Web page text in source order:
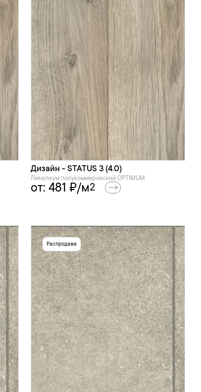
Дизайн - STATUS 3 (4.0)
Линолеум полукоммерческий OPTIMUM
от: 481 ₽/м2
Распродажа